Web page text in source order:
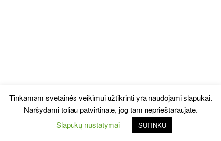
Tinkamam svetainės veikimui užtikrinti yra naudojami slapukai.
Naršydami toliau patvirtinate, jog tam neprieštaraujate.
Slapukų nustatymai
SUTINKU